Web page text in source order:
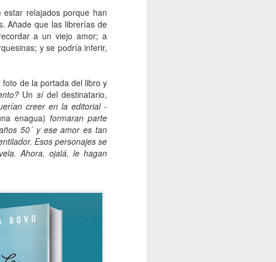
relajados porque han
Añade que las librerías de
a un viejo amor; a
y se podría inferir,
de la portada del libro y
Un sídel destinatario,
creer en la editorial -
enagua) formaran parte
50´ y ese amor es tan
Esos personajes se
Ahora, ojalá, le hagan